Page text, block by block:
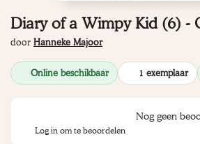
Diary of a Wimpy Kid (6) -
door Hanneke Majoor
Online beschikbaar 1 exemplaar
Nog geen
Log in om te beoordelen